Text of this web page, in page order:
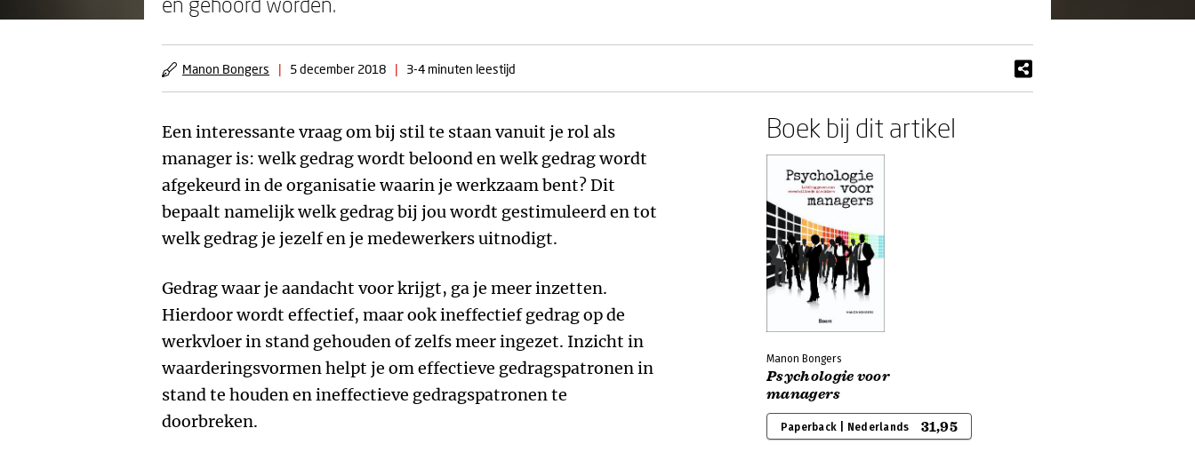
Manon Bongers | 5 december 2018 | 3-4 minuten leestijd
Een interessante vraag om bij stil te staan vanuit je rol als
manager is: welk gedrag wordt beloond en welk gedrag wordt
afgekeurd in de organisatie waarin je werkzaam bent? Dit
bepaalt namelijk welk gedrag bij jou wordt gestimuleerd en tot
welk gedrag je jezelf en je medewerkers uitnodigt.
Gedrag waar je aandacht voor krijgt, ga je meer inzetten.
Hierdoor wordt effectief, maar ook ineffectief gedrag op de
werkvloer in stand gehouden of zelfs meer ingezet. Inzicht in
waarderingsvormen helpt je om effectieve gedragspatronen in
stand te houden en ineffectieve gedragspatronen te
doorbreken.
Boek bij dit artikel
Manon Bongers
Psychologie voor
managers
Paperback | Nederlands 31,95